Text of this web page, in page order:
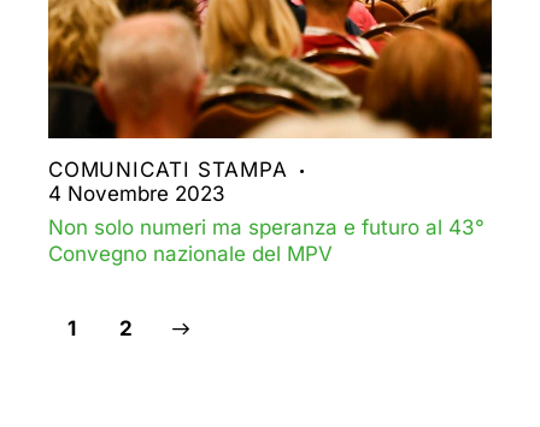
COMUNICATI STAMPA
4 Novembre 2023
Non solo numeri ma speranza e futuro al 43°
Convegno nazionale del MPV
1 2
>